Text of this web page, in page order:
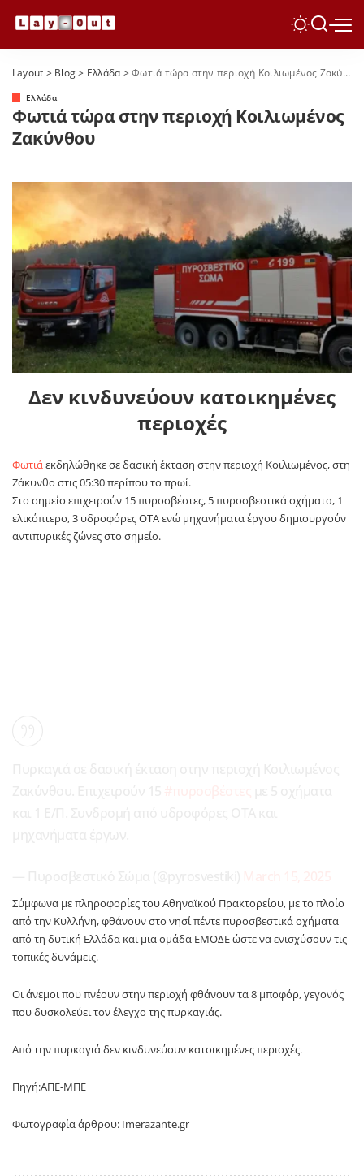
Layout > Blog> Ελλάδα>Φωτιά τώρα στην περιοχή Κοιλιωμένος Ζακύνθου
Ελλάδα
Φωτιά τώρα στην περιοχή Κοιλιωμένος
Ζακύνθου
Δεν κινδυνεύουν κατοικημένες
περιοχές
Φωτιάεκδηλώθηκε σε δασική έκταση στην περιοχή Κοιλιωμένος, στη
Ζάκυνθο στις 05:30 περίπου το πρωί.
Στο σημείο επιχειρούν 15 πυροσβέστες, 5 πυροσβεστικά οχήματα, 1
ελικόπτερο, 3 υδροφόρες ΟΤΑ ενώ μηχανήματα έργου δημιουργούν
αντιπυρικές ζώνες στο σημείο.
Σύμφωνα με πληροφορίες του Αθηναϊκού Πρακτορείου, με το πλοίο
από την Κυλλήνη, φθάνουν στο νησί πέντε πυροσβεστικά οχήματα
από τη δυτική Ελλάδα και μια ομάδα ΕΜΟΔΕ ώστε να ενισχύσουν τις
τοπικές δυνάμεις.
Οι άνεμοι που πνέουν στην περιοχή φθάνουν τα 8 μποφόρ, γεγονός
που δυσκολεύει τον έλεγχο της πυρκαγιάς.
Από την πυρκαγιά δεν κινδυνεύουν κατοικημένες περιοχές.
Πηγή:ΑΠΕ-ΜΠΕ
Φωτογραφία άρθρου: Imerazante.gr